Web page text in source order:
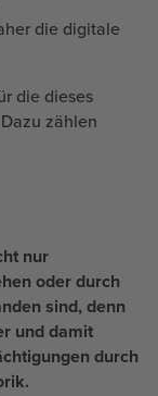
die digitale
die dieses
zählen
nur
oder durch
sind, denn
und damit
durch